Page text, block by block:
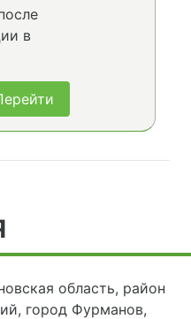
в
область, район
город Фурманов,